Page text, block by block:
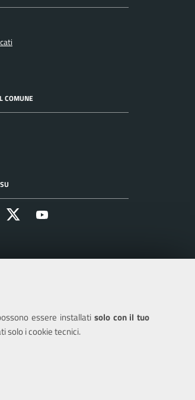
essere installati solo con il tuo
solo i cookie tecnici.
COMUNE